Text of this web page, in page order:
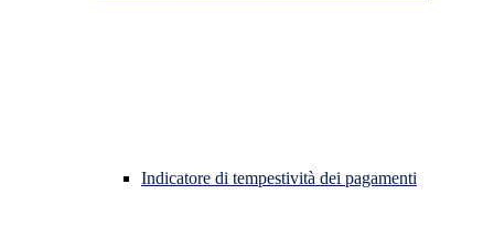
Indicatore di tempestività dei pagamenti